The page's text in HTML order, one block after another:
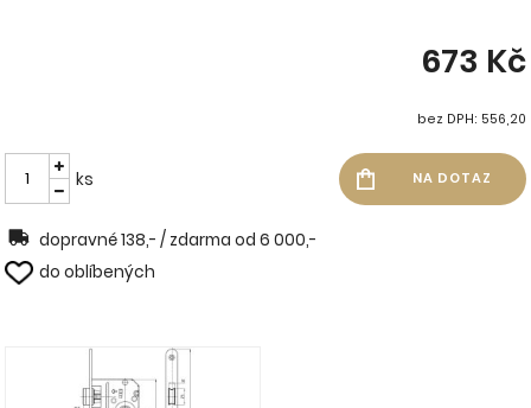
673 Kč
bez DPH: 556,20
ks
dopravné 138,- / zdarma od 6 000,-
do oblíbených